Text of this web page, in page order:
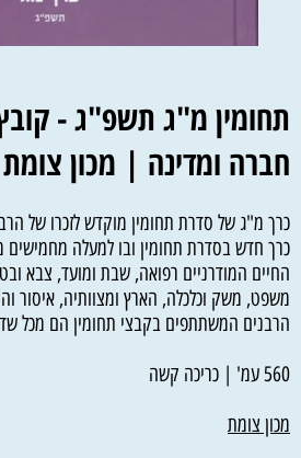
תחומין מ"ג תשפ"ג -
חברה ומדינה | מכון צומת
כרך מ"ג של סדרת תחומין מוקדש לזכרו של
כרך חדש בסדרת תחומין ובו למעלה מחמישים
החיים המודרניים רפואה, שבת ומועד, צבא
משפט, משק וכלכלה, הארץ ומצוותיה, איסור
הרבנים המשתתפים בקבצי תחומין הם מכל
560 עמ' | כריכה קשה
מכון צומת